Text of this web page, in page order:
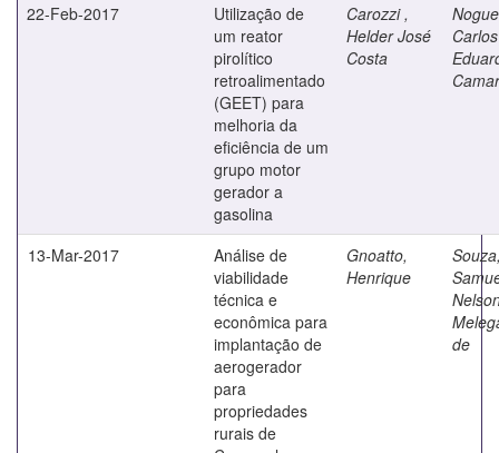
22-Feb-2017
Utilização de
um reator
pirolítico
retroalimentado
(GEET) para
melhoria da
eficiência de um
grupo motor
gerador a
gasolina
Carozzi ,
Helder José
Costa
Carlos
13-Mar-2017
Análise de
viabilidade
técnica e
econômica para
implantação de
aerogerador
para
propriedades
rurais de
Gnoatto,
Henrique
de